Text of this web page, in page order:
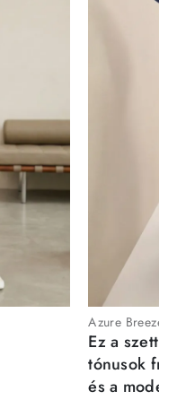
Azure Breeze
Ez a szett
tónusok
és a